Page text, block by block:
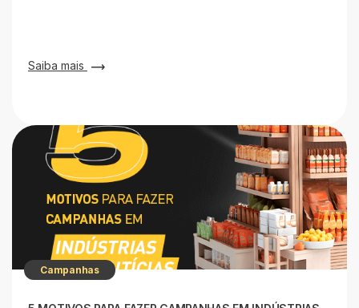
Saiba mais
Campanhas